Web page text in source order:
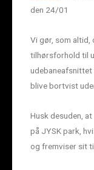
den 24/01
Vi gør, som
tilhørsforhold til
blive bortvist
Husk desuden,
på JYSK park,
og fremviser sit